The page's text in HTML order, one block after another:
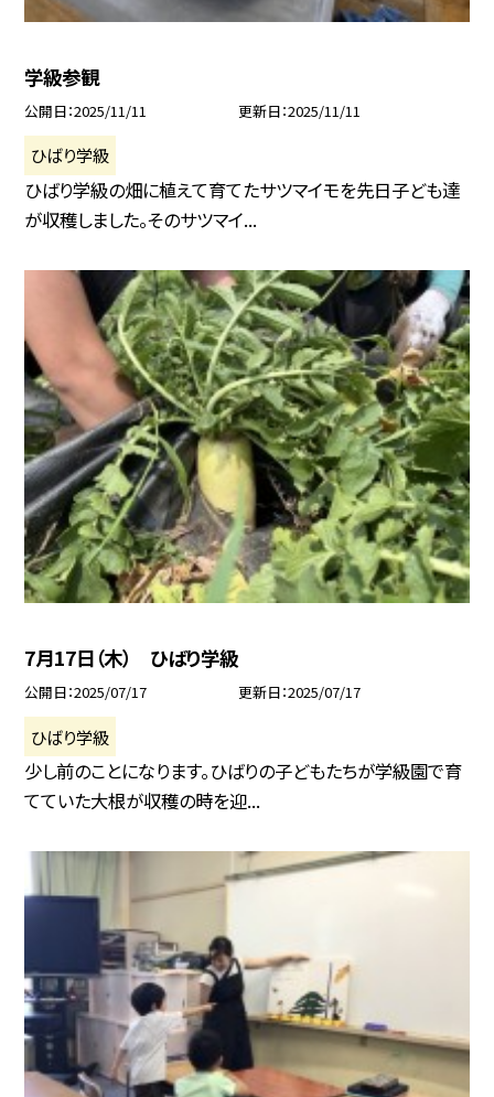
学級参観
公開日 2025/11/11 更新日 2025/11/11
ひばり学級
ひばり学級の畑に植えて育てたサツマイモを先日子ども達
が収穫しました。そのサツマイ...
7月17日（木） ひばり学級
公開日 2025/07/17 更新日 2025/07/17
ひばり学級
少し前のことになります。ひばりの子どもたちが学級園で育
てていた大根が収穫の時を迎...